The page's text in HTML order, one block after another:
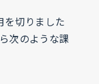
を切りました
次のような課